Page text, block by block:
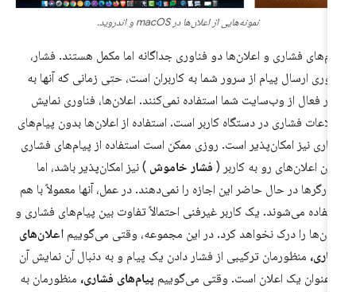
نمونه‌هایی از اعلان‌ها در macOS و اندروید.
فشاری و اعلان‌ها دو فناوری جداگانه اما مکمل هستند. فشار،
ارسال پیام از سرور شما به کاربران است، حتی زمانی که آنها به
فعال از وب‌سایت شما استفاده نمی‌کنند. اعلان‌ها، فناوری نمایش
فشاری در دستگاه کاربر است. استفاده از اعلان‌ها بدون پیام‌های
نیز امکان‌پذیر است. روزی ممکن است استفاده از پیام‌های فشاری
اعلان‌های رو به کاربر (فشار خاموش) نیز امکان‌پذیر باشد، اما
در حال حاضر این اجازه را نمی‌دهند. در عمل، آنها معمولاً با هم
می‌شوند. یک کاربر غیرفنی احتمالاً تفاوت بین پیام‌های فشاری و
را درک نخواهد کرد. در این مجموعه، وقتی می‌گوییماعلان‌های
منظورمان ترکیبی از فشار دادن یک پیام و به دنبال آن نمایش آن
عنوان یک اعلان است. وقتی می‌گوییمپیام‌های فشاری،منظورمان به